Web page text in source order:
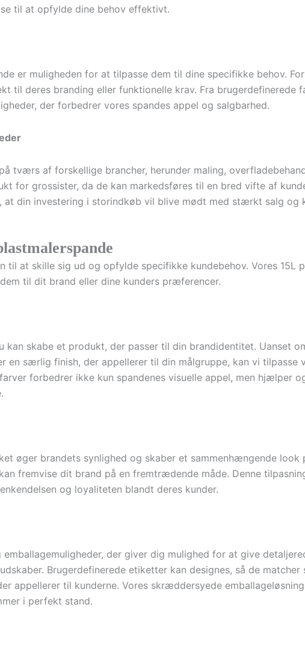
til at opfylde dine behov effektivt.
er muligheden for at tilpasse dem til dine specifikke behov.
til deres branding eller funktionelle krav. Fra brugerdefinerede
der forbedrer vores spandes appel og salgbarhed.
tværs af forskellige brancher, herunder maling,
for grossister, da de kan markedsføres til en bred vifte af
at din investering i storindkøb vil blive mødt med stærkt salg og
at skille sig ud og opfylde specifikke kundebehov. Vores 15L
til dit brand eller dine kunders præferencer.
skabe et produkt, der passer til din brandidentitet. Uanset
en særlig finish, der appellerer til din målgruppe, kan vi tilpasse
forbedrer ikke kun spandenes visuelle appel, men hjælper
øger brandets synlighed og skaber et sammenhængende
fremvise dit brand på en fremtrædende måde. Denne
og loyaliteten blandt deres kunder.
der giver dig mulighed for at give
Brugerdefinerede etiketter kan designes, så de matcher
appellerer til kunderne. Vores skræddersyede
i perfekt stand.